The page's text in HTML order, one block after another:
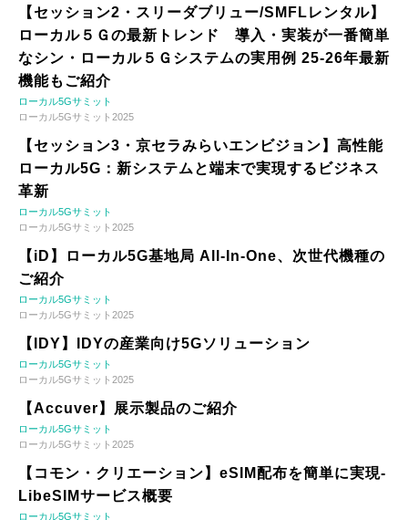
【セッション2・スリーダブリュー/SMFLレンタル】
ローカル５Ｇの最新トレンド 導入・実装が一番簡単
なシン・ローカル５Ｇシステムの実用例 25-26年最新
機能もご紹介
ローカル5Gサミット
ローカル5Gサミット2025
【セッション3・京セラみらいエンビジョン】高性能
ローカル5G：新システムと端末で実現するビジネス
革新
ローカル5Gサミット
ローカル5Gサミット2025
【iD】ローカル5G基地局 All-In-One、次世代機種の
ご紹介
ローカル5Gサミット
ローカル5Gサミット2025
【IDY】IDYの産業向け5Gソリューション
ローカル5Gサミット
ローカル5Gサミット2025
【Accuver】展示製品のご紹介
ローカル5Gサミット
ローカル5Gサミット2025
【コモン・クリエーション】eSIM配布を簡単に実現-
LibeSIMサービス概要
ローカル5Gサミット